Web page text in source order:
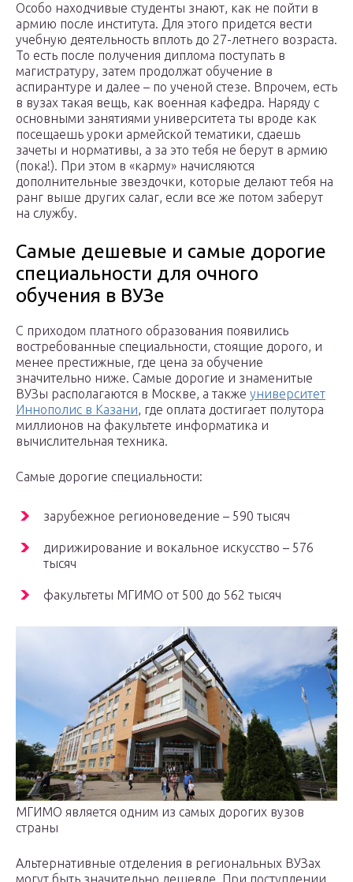
Особо находчивые студенты знают, как не пойти в
армию после института. Для этого придется вести
учебную деятельность вплоть до 27-летнего возраста.
То есть после получения диплома поступать в
магистратуру, затем продолжат обучение в
аспирантуре и далее – по ученой стезе. Впрочем, есть
в вузах такая вещь, как военная кафедра. Наряду с
основными занятиями университета ты вроде как
посещаешь уроки армейской тематики, сдаешь
зачеты и нормативы, а за это тебя не берут в армию
(пока!). При этом в «карму» начисляются
дополнительные звездочки, которые делают тебя на
ранг выше других салаг, если все же потом заберут
на службу.
Самые дешевые и самые дорогие
специальности для очного
обучения в ВУЗе
С приходом платного образования появились
востребованные специальности, стоящие дорого, и
менее престижные, где цена за обучение
значительно ниже. Самые дорогие и знаменитые
ВУЗы располагаются в Москве, а также университет
Иннополис в Казани, где оплата достигает полутора
миллионов на факультете информатика и
вычислительная техника.
Самые дорогие специальности:
зарубежное регионоведение – 590 тысяч
дирижирование и вокальное искусство – 576
тысяч
факультеты МГИМО от 500 до 562 тысяч
МГИМО является одним из самых дорогих вузов
страны
Альтернативные отделения в региональных ВУЗах
могут быть значительно дешевле. При поступлении